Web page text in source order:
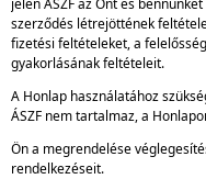
jelen ÁSZF az Önt és
szerződés létrejöttének
fizetési feltételeket, a
gyakorlásának feltételeit.
A Honlap használatához
ÁSZF nem tartalmaz, a
Ön a megrendelése
rendelkezéseit.